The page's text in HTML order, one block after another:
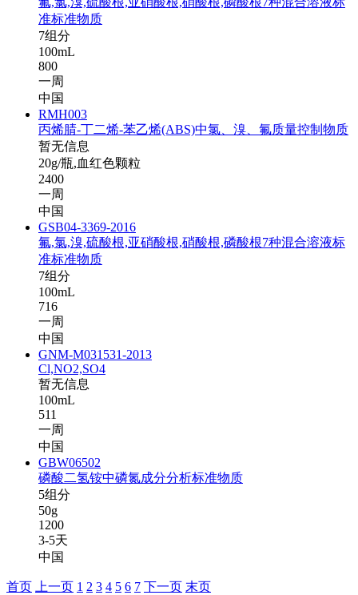
准标准物质
7组分
100mL
800
一周
中国
RMH003
丙烯腈-丁二烯-苯乙烯(ABS)中氯、溴、氟质量控制物质
暂无信息
20g/瓶,血红色颗粒
2400
一周
中国
GSB04-3369-2016
氟,氯,溴,硫酸根,亚硝酸根,硝酸根,磷酸根7种混合溶液标
准标准物质
7组分
100mL
716
一周
中国
GNM-M031531-2013
Cl,NO2,SO4
暂无信息
100mL
511
一周
中国
GBW06502
磷酸二氢铵中磷氮成分分析标准物质
5组分
50g
1200
3-5天
中国
首页 上一页 1 2 3 4 5 6 7 下一页 末页